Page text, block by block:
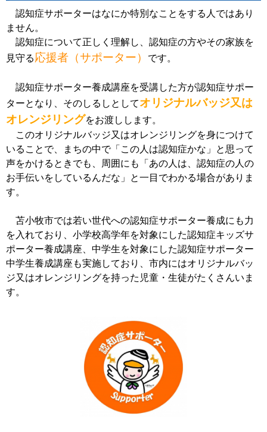
認知症サポーターはなにか特別なことをする人ではあり
ません。
認知症について正しく理解し、認知症の方やその家族を
見守る応援者（サポーター） です。
認知症サポーター養成講座を受講した方が認知症サポー
ターとなり、そのしるしとしてオリジナルバッジ又は
オレンジリングをお渡しします。
このオリジナルバッジ又はオレンジリングを身につけて
いることで、まちの中で「この人は認知症かな」と思って
声をかけるときでも、周囲にも「あの人は、認知症の人の
お手伝いをしているんだな」と一目でわかる場合がありま
す。
苫小牧市では若い世代への認知症サポーター養成にも力
を入れており、小学校高学年を対象にした認知症キッズサ
ポーター養成講座、中学生を対象にした認知症サポーター
中学生養成講座も実施しており、市内にはオリジナルバッ
ジ又はオレンジリングを持った児童・生徒がたくさんいま
す。